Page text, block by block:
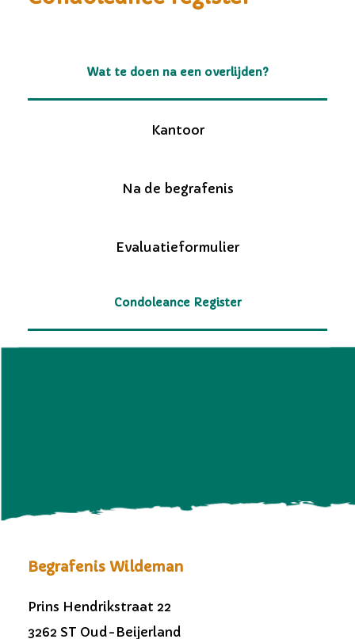
Wat te doen na een overlijden?
Kantoor
Na de begrafenis
Evaluatieformulier
Condoleance Register
Begrafenis Wildeman
Prins Hendrikstraat 22
3262 ST Oud-Beijerland